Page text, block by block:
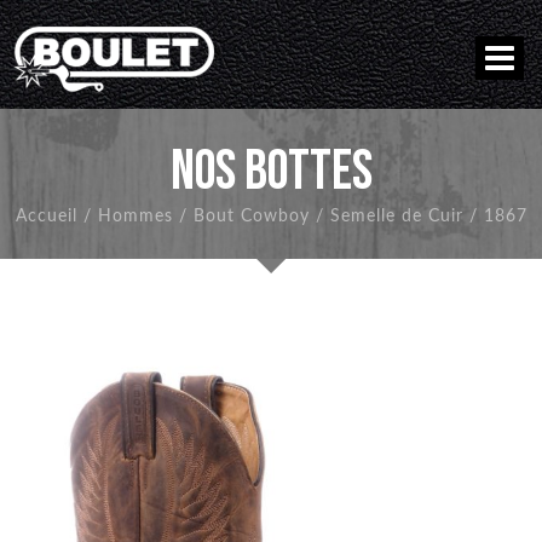
NOS BOTTES
Accueil / Hommes / Bout Cowboy / Semelle de Cuir / 1867